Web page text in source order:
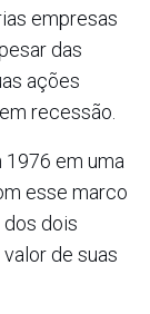
empresas
das
ações
recessão.
em uma
esse marco
dois
de suas